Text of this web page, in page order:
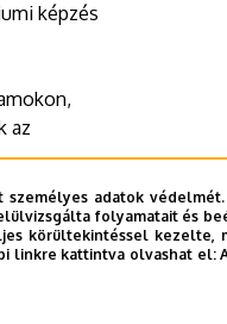
képzés
az
adatok
folyamatait és
körültekintéssel
linkre kattintva olvashat el: